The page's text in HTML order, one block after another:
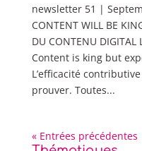
newsletter 51 |
CONTENT WILL BE
DU CONTENU DIGITAL
Content is king but
L’efficacité
prouver. Toutes...
« Entrées précédentes